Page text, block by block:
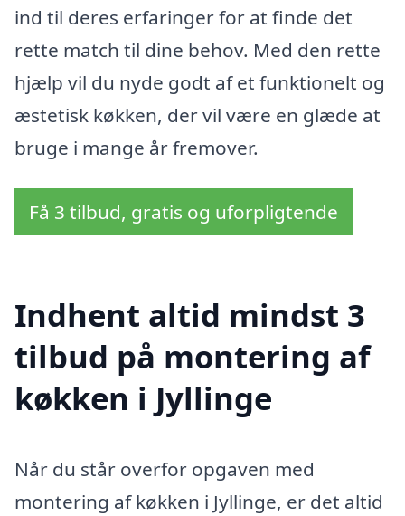
ind til deres erfaringer for at finde det
rette match til dine behov. Med den rette
hjælp vil du nyde godt af et funktionelt og
æstetisk køkken, der vil være en glæde at
bruge i mange år fremover.
Få 3 tilbud, gratis og uforpligtende
Indhent altid mindst 3
tilbud på montering af
køkken i Jyllinge
Når du står overfor opgaven med
montering af køkken i Jyllinge, er det altid